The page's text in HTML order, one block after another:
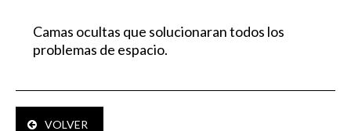
Camas ocultas que solucionaran todos los
problemas de espacio.
VOLVER